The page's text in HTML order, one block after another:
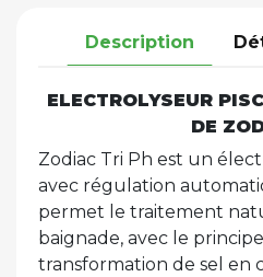
Description
ELECTROLYSEUR
DE
Zodiac Tri Ph est un
avec régulation
permet le traitement
baignade, avec le
transformation de sel en